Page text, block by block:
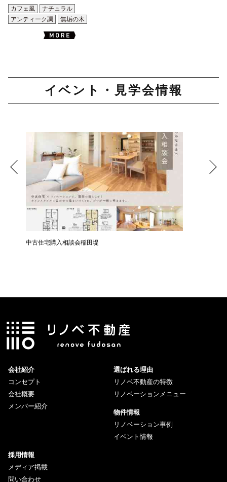
カフェ風
ナチュラル
アンティーク調
無垢の木
イベント・見学会情報
中古住宅購入相談会稲田堤
会社紹介
コンセプト
会社概要
メンバー紹介
選ばれる理由
リノベ不動産の特徴
リノベーションメニュー
物件情報
リノベーション事例
イベント情報
採用情報
メディア掲載
問い合わせ